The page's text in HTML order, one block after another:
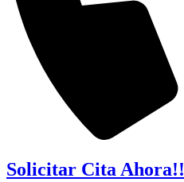
Solicitar Cita Ahora!!